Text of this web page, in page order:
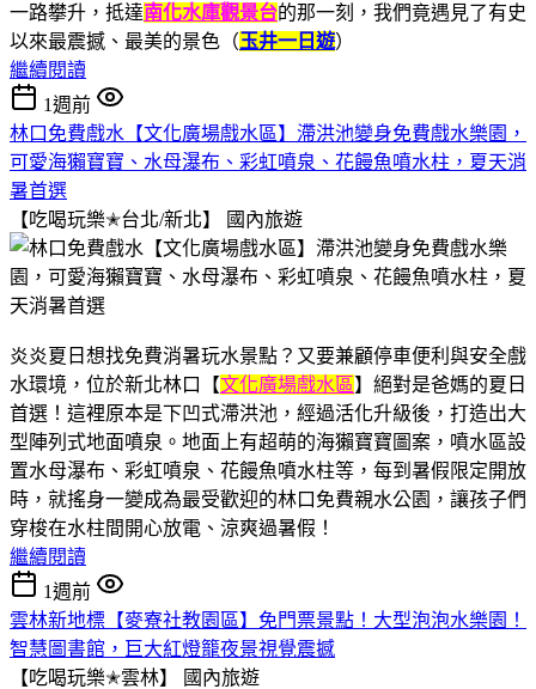
一路攀升，抵達南化水庫觀景台的那一刻，我們竟遇見了有史
以來最震撼、最美的景色（玉井一日遊）
繼續閱讀
1週前
林口免費戲水【文化廣場戲水區】滯洪池變身免費戲水樂園，
可愛海獺寶寶、水母瀑布、彩虹噴泉、花饅魚噴水柱，夏天消
暑首選
【吃喝玩樂✭台北/新北】
國內旅遊
炎炎夏日想找免費消暑玩水景點？又要兼顧停車便利與安全戲
水環境，位於新北林口【文化廣場戲水區】絕對是爸媽的夏日
首選！這裡原本是下凹式滯洪池，經過活化升級後，打造出大
型陣列式地面噴泉。地面上有超萌的海獺寶寶圖案，噴水區設
置水母瀑布、彩虹噴泉、花饅魚噴水柱等，每到暑假限定開放
時，就搖身一變成為最受歡迎的林口免費親水公園，讓孩子們
穿梭在水柱間開心放電、涼爽過暑假！
繼續閱讀
1週前
雲林新地標【麥寮社教園區】免門票景點！大型泡泡水樂園！
智慧圖書館，巨大紅燈籠夜景視覺震撼
【吃喝玩樂✭雲林】
國內旅遊